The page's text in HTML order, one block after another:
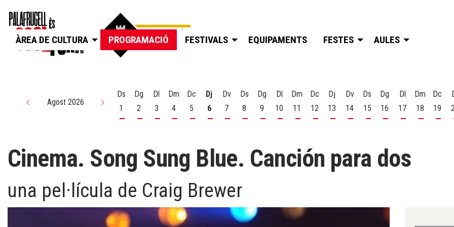
ÀREA DE CULTURA PROGRAMACIÓ FESTIVALS EQUIPAMENTS FESTES AULES
Agost 2026
Ds
1
Dissabte 1 d'agost
Dg
2
Diumenge 2 d'agost
Dl
3
Dilluns 3 d'agost
Dm
4
Dimarts 4 d'agost
Dc
5
Dimecres 5 d'agost
Dj
6
Dijous 6 d'agost
Dv
7
Divendres 7 d'agost
Ds
8
Dissabte 8 d'agost
Dg
9
Diumenge 9 d'agost
Dl
10
Dilluns 10 d'agost
Dm
11
Dimarts 11 d'agost
Dc
12
Dimecres 12 d'agost
Dj
13
Dijous 13 d'agost
Dv
14
Divendres 14 d'agost
Ds
15
Dissabte 15 d'agost
Dg
16
Diumenge 16 d'agost
Dl
17
Dilluns 17
Dm
18
Dimarts
Dc
19
Cinema. Song Sung Blue. Canción para dos
una pel·lícula de Craig Brewer